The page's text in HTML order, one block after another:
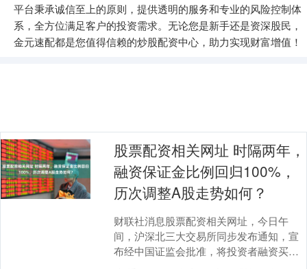
平台秉承诚信至上的原则，提供透明的服务和专业的风险控制体
系，全方位满足客户的投资需求。无论您是新手还是资深股民，
金元速配都是您值得信赖的炒股配资中心，助力实现财富增值！
股票配资相关网址 时隔两年，
融资保证金比例回归100%，
历次调整A股走势如何？
财联社消息股票配资相关网址，今日午
间，沪深北三大交易所同步发布通知，宣
布经中国证监会批准，将投资者融资买入
证券时的融资保证金最低比例从现行的